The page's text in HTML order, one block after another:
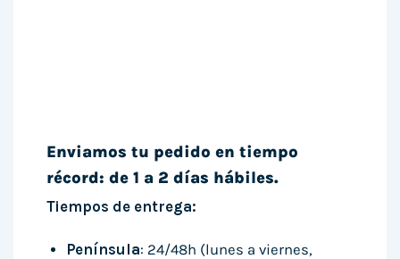
Enviamos tu pedido en tiempo
récord: de 1 a 2 días hábiles.
Tiempos de entrega:
Península: 24/48h (lunes a viernes,